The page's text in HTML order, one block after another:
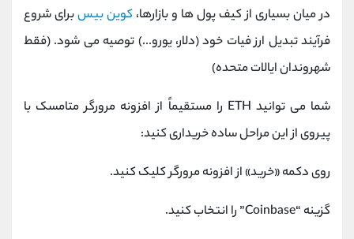
در میان بسیاری از کیف پول ها و بازارها، کوین بیسبرای شروع
فرآیند تبدیل ارز فیات خود (دلار، یورو...) توصیه می شود. (فقط
شهروندان ایالات متحده)
شما می توانید ETH را مستقیماً از افزونه مرورگر متامسک با
پیروی از این مراحل ساده خریداری کنید:
روی دکمه «خرید» از افزونه مرورگر کلیک کنید.
گزینه “Coinbase” را انتخاب کنید.